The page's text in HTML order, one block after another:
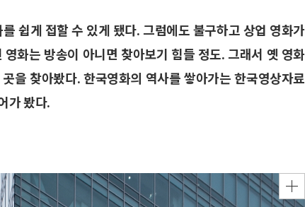
쉽게 접할 수 있게 됐다. 그럼에도 불구하고 상업 영화가
화는 방송이 아니면 찾아보기 힘들 정도. 그래서 옛 영화
을 찾아봤다. 한국영화의 역사를 쌓아가는 한국영상자료
가 봤다.